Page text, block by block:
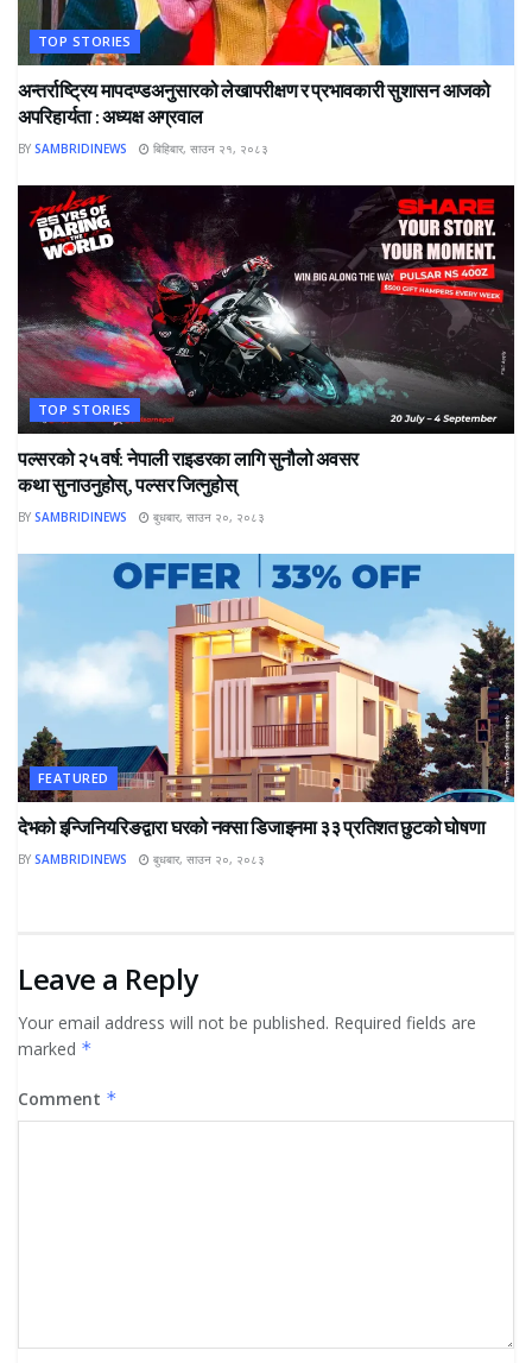
TOP STORIES
अन्तर्राष्ट्रिय मापदण्डअनुसारको लेखापरीक्षण र प्रभावकारी सुशासन आजको
अपरिहार्यता : अध्यक्ष अग्रवाल
BY SAMBRIDINEWS बिहिबार, साउन २१, २०८३
TOP STORIES
पल्सरको २५ वर्ष: नेपाली राइडरका लागि सुनौलो अवसर
कथा सुनाउनुहोस्, पल्सर जित्नुहोस्
BY SAMBRIDINEWS बुधबार, साउन २०, २०८३
FEATURED
देभको इन्जिनियरिङद्वारा घरको नक्सा डिजाइनमा ३३ प्रतिशत छुटको घोषणा
BY SAMBRIDINEWS बुधबार, साउन २०, २०८३
Leave a Reply
Your email address will not be published. Required fields are
marked *
Comment *